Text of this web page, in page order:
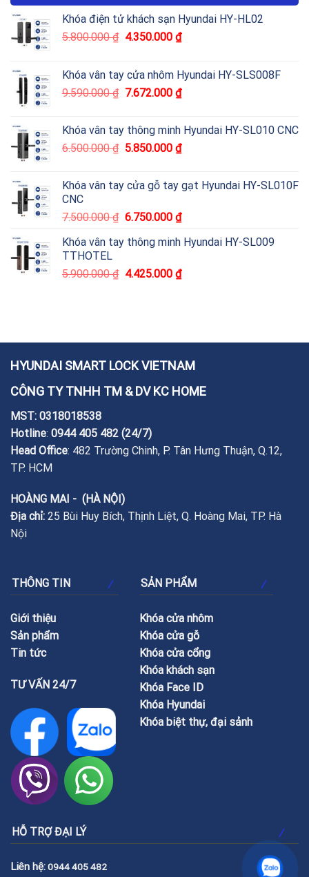
Khóa điện tử khách sạn Hyundai HY-HL02
5.800.000₫ 4.350.000 ₫
Khóa vân tay cửa nhôm Hyundai HY-SLS008F
9.590.000₫ 7.672.000 ₫
Khóa vân tay thông minh Hyundai HY-SL010 CNC
6.500.000₫ 5.850.000 ₫
Khóa vân tay cửa gỗ tay gạt Hyundai HY-SL010F
CNC
7.500.000₫ 6.750.000 ₫
Khóa vân tay thông minh Hyundai HY-SL009
TTHOTEL
5.900.000₫ 4.425.000 ₫
HYUNDAI SMART LOCK VIETNAM
CÔNG TY TNHH TM & DV KC HOME
MST: 0318018538
Hotline: 0944 405 482 (24/7)
Head Office: 482 Trường Chinh, P. Tân Hưng Thuận, Q.12,
TP. HCM
HOÀNG MAI - (HÀ NỘI)
Địa chỉ: 25 Bùi Huy Bích, Thịnh Liệt, Q. Hoàng Mai, TP. Hà
Nội
THÔNG TIN
Giới thiệu
Sản phẩm
Tin tức
TƯ VẤN 24/7
SẢN PHẨM
Khóa cửa nhôm
Khóa cửa gỗ
Khóa cửa cổng
Khóa khách sạn
Khóa Face ID
Khóa Hyundai
Khóa biệt thự, đại sảnh
HỖ TRỢ ĐẠI LÝ
Liên hệ:0944 405 482